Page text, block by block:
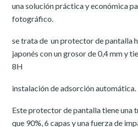
una solución práctica y económica
fotográfico.
se trata de un protector de pantalla
japonés con un grosor de 0,4 mm y
8H
instalación de adsorción automática.
Este protector de pantalla tiene una
que 90%, 6 capas y una fuerza de